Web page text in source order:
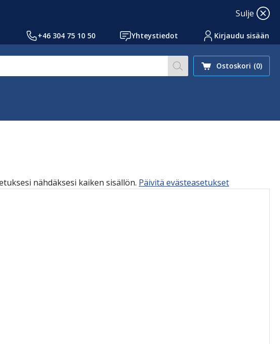
Sulje
+46 304 75 10 50 Yhteystiedot Kirjaudu sisään
Hae sivustoltamme
Ostoskori (0)
nähdäksesi kaiken sisällön. Päivitä evästeasetukset